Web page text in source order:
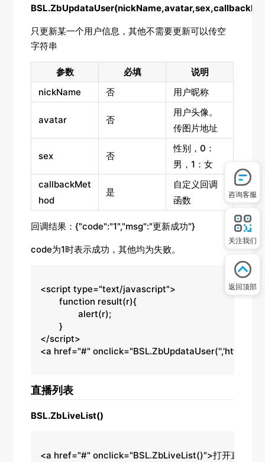
只更新某一个用户信息，其他不需要更新可以传空
字符串
参数 必填
说明
nickName
否 用户昵称
avatar 否
用户头像。
传图片地址
sex 否
性别，0：
男，1：女
callbackMet
hod
是
自定义回调
函数
回调结果：{"code":"1","msg":"更新成功"}
code为1时表示成功，其他均为失败。
<script type="text/javascript">
	function result(r){
		alert(r);
	}
</script>
<a href="#" onclick="BSL.ZbUpdataUser('','http://
直播列表
BSL.ZbLiveList()
<a href="#" onclick="BSL.ZbLiveList()">打开直播列
咨询客服
关注我们
返回顶部